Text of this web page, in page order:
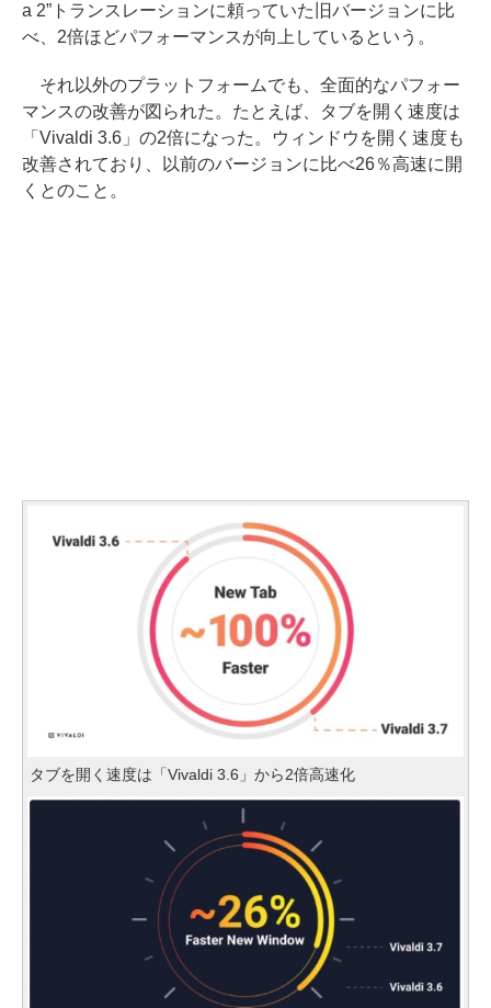
a 2”トランスレーションに頼っていた旧バージョンに比
べ、2倍ほどパフォーマンスが向上しているという。
それ以外のプラットフォームでも、全面的なパフォー
マンスの改善が図られた。たとえば、タブを開く速度は
「Vivaldi 3.6」の2倍になった。ウィンドウを開く速度も
改善されており、以前のバージョンに比べ26％高速に開
くとのこと。
タブを開く速度は「Vivaldi 3.6」から2倍高速化